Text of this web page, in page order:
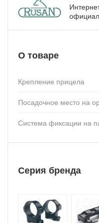
О товаре
Крепление прицела
Посадочное место на
Система фиксации на
Серия бренда